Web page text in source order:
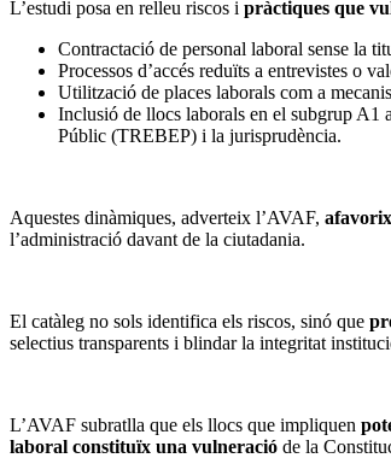
L’estudi posa en relleu riscos i pràctiques que
Contractació de personal laboral sense la
Processos d’accés reduïts a entrevistes o
Utilització de places laborals com a
Inclusió de llocs laborals en el subgrup A1
Públic (TREBEP) i la jurisprudència.
Aquestes dinàmiques, adverteix l’AVAF,
l’administració davant de la ciutadania.
El catàleg no sols identifica els riscos, sinó que
selectius transparents i blindar la integritat
L’AVAF subratlla que els llocs que impliquen
laboral constituïx una vulneració de la